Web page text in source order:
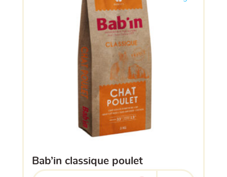
bab’in classique poulet